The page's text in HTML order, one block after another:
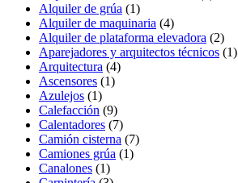
Alquiler de grúa (1)
Alquiler de maquinaria (4)
Alquiler de plataforma elevadora (2)
Aparejadores y arquitectos técnicos (1)
Arquitectura (4)
Ascensores (1)
Azulejos (1)
Calefacción (9)
Calentadores (7)
Camión cisterna (7)
Camiones grúa (1)
Canalones (1)